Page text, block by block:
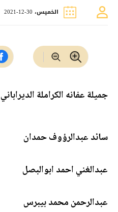
الخميس، 30-12-2021
جميلة عفانه الكراملة الديراباني
سائد عبدالرؤوف حمدان
عبدالغني احمد ابوالبصل
عبدالرحمن محمد بيبرس